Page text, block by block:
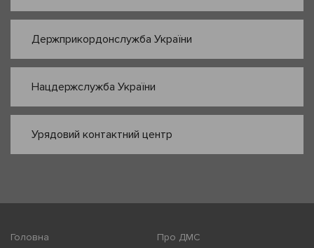
Держприкордонслужба України
Нацдержслужба України
Урядовий контактний центр
Головна Про ДМС